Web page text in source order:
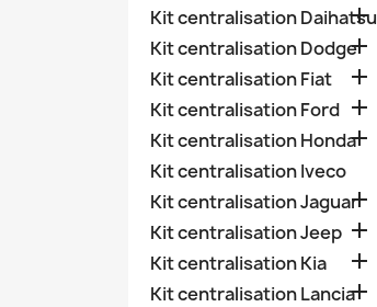
Kit centralisation Daihatsu

Kit centralisation Dodge
Kit centralisation Fiat 
Kit centralisation Ford 
Kit centralisation Honda
Kit centralisation Iveco
Kit centralisation Jaguar
Kit centralisation Jeep 
Kit centralisation Kia 
Kit centralisation Lancia